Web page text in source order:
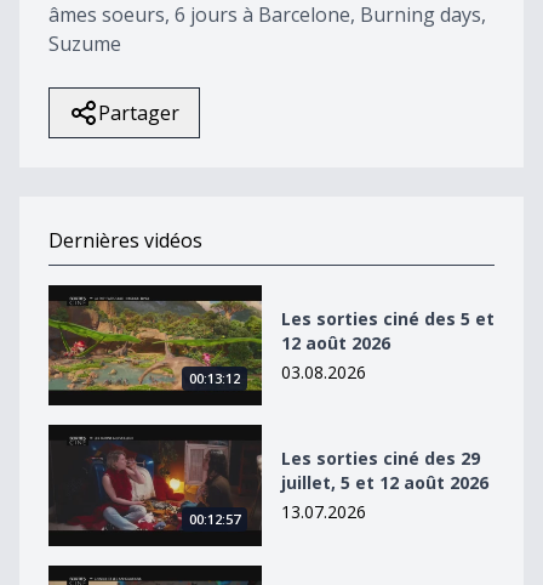
âmes soeurs, 6 jours à Barcelone, Burning days,
Suzume
Partager
Dernières vidéos
Les sorties ciné des 5 et 12 août 2026
00:13:12
Les sorties ciné des 5 et
12 août 2026
03.08.2026
Les sorties ciné des 29 juillet, 5 et 12 août 2026
00:12:57
Les sorties ciné des 29
juillet, 5 et 12 août 2026
13.07.2026
Les sorties ciné des 22, 29 juillet et 5 août 2026